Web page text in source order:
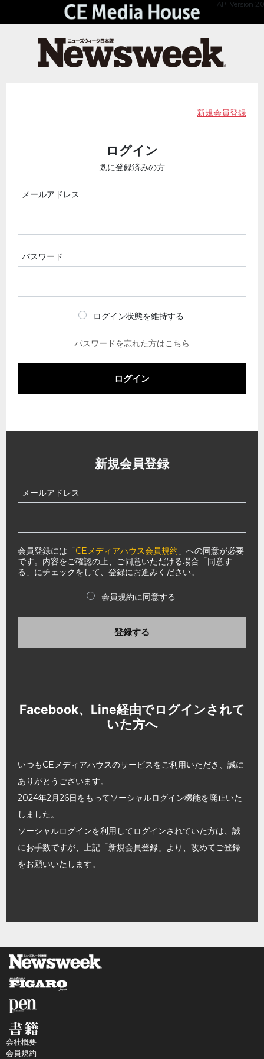
API Version 2.0
新規会員登録
ログイン
既に登録済みの方
メールアドレス
パスワード
ログイン状態を維持する
パスワードを忘れた方はこちら
ログイン
新規会員登録
メールアドレス
会員登録には「CEメディアハウス会員規約 」への同意が必要
です。内容をご確認の上、ご同意いただける場合「同意す
る」にチェックをして、登録にお進みください。
会員規約に同意する
登録する
Facebook、Line経由でログインされて
いた方へ
いつもCEメディアハウスのサービスをご利用いただき、誠に
ありがとうございます。
2024年2月26日をもってソーシャルログイン機能を廃止いた
しました。
ソーシャルログインを利用してログインされていた方は、誠
にお手数ですが、上記「新規会員登録」より、改めてご登録
をお願いいたします。
会社概要
会員規約